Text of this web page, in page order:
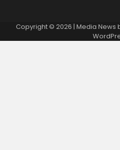
Copyright © 2026 | Media News